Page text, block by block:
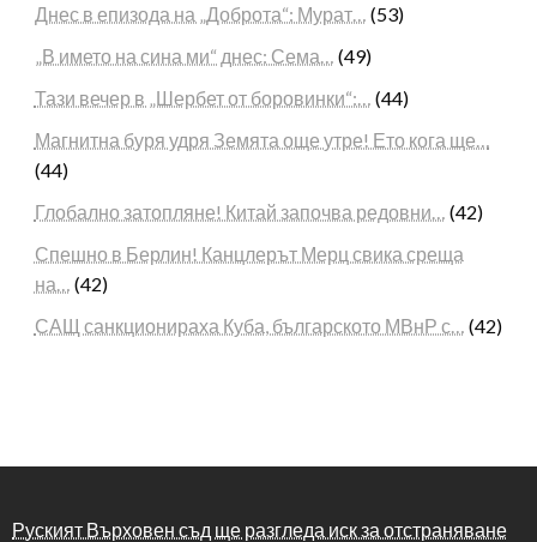
Днес в епизода на „Доброта“: Мурат…
(53)
„В името на сина ми“ днес: Сема…
(49)
Тази вечер в „Шербет от боровинки“:…
(44)
Магнитна буря удря Земята още утре! Ето кога ще…
(44)
Глобално затопляне! Китай започва редовни…
(42)
Спешно в Берлин! Канцлерът Мерц свика среща
на…
(42)
САЩ санкционираха Куба, българското МВнР с…
(42)
Руският Върховен съд ще разгледа иск за отстраняване